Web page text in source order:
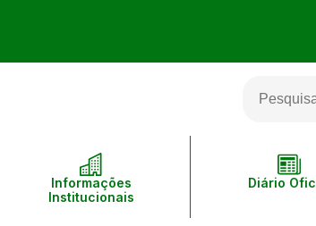
Informações
Institucionais
Diário